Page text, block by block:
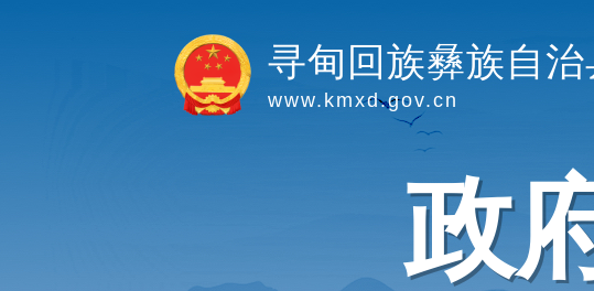
寻甸回族彝族自
www.kmxd.gov.cn
政